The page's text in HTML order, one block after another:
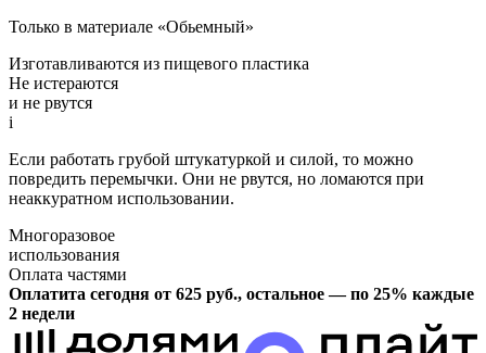
Только в материале «Обьемный»
Изготавливаются из пищевого пластика
Не истераются
и не рвутся
i
Если работать грубой штукатуркой и силой, то можно
повредить перемычки. Они не рвутся, но ломаются при
неаккуратном использовании.
Многоразовое
использования
Оплата частями
Оплатита сегодня от 625 руб., остальное — по 25% каждые
2 недели